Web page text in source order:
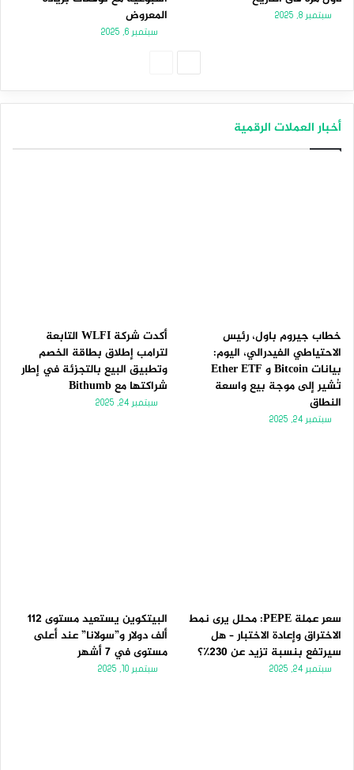
سبتمبر 8, 2025
المعروض
سبتمبر 6, 2025
أخبار العملات الرقمية
خطاب جيروم باول، رئيس
الاحتياطي الفيدرالي، اليوم:
بيانات Bitcoin و Ether ETF
تُشير إلى موجة بيع واسعة
النطاق
سبتمبر 24, 2025
أكدت شركة WLFI التابعة
لترامب إطلاق بطاقة الخصم
وتطبيق البيع بالتجزئة في إطار
شراكتها مع Bithumb
سبتمبر 24, 2025
سعر عملة PEPE: محلل يرى نمط
الاختراق وإعادة الاختبار – هل
سيرتفع بنسبة تزيد عن 230٪؟
سبتمبر 24, 2025
البيتكوين يستعيد مستوى 112
ألف دولار و”سولانا” عند أعلى
مستوى في 7 أشهر
سبتمبر 10, 2025